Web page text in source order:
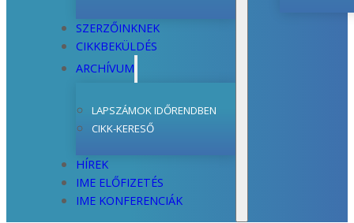
SZERZŐINKNEK
CIKKBEKÜLDÉS
ARCHÍVUM
LAPSZÁMOK IDŐRENDBEN
CIKK-KERESŐ
HÍREK
IME ELŐFIZETÉS
IME KONFERENCIÁK